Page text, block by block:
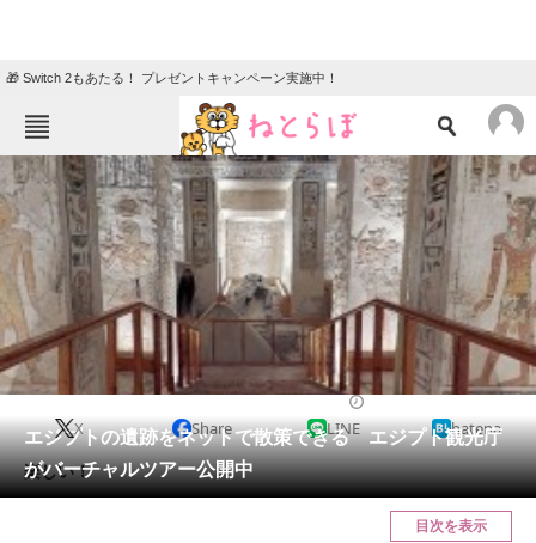
🎁 Switch 2もあたる！ プレゼントキャンペーン実施中！
ねとらぼメニュー
TOP ニュース
エンタメ クイズ
グルメ 地域
住まい 教育・育児
動物 リサーチ
会員記事
メディア
エジプトの遺跡をネットで散策できる エジプト観光庁
がバーチャルツアー公開中
X Share LINE hatena
楽しい！
目次を表示